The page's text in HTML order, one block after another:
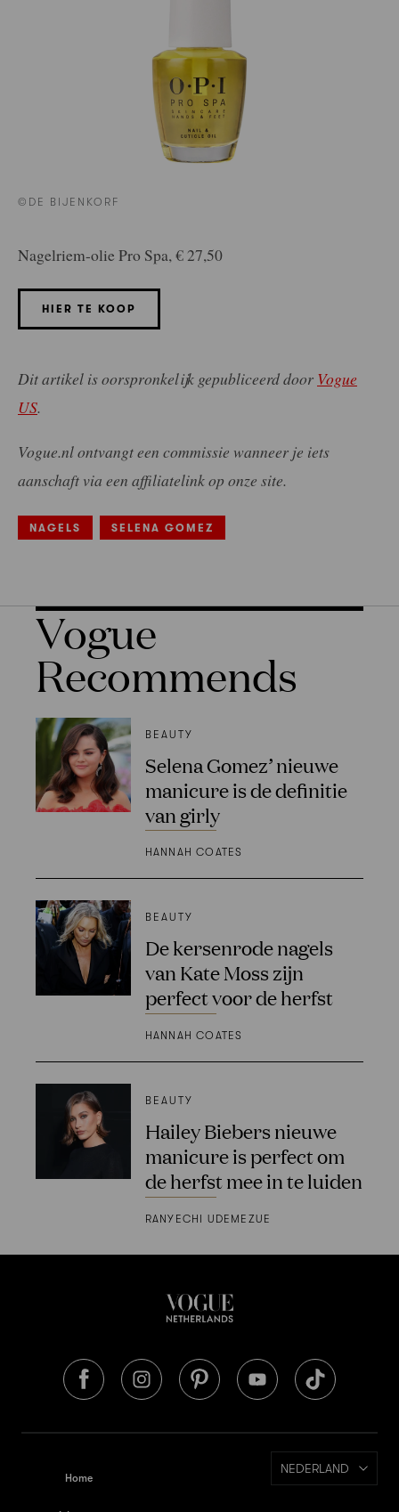
©DE BIJENKORF
Nagelriem-olie Pro Spa, € 27,50
HIER TE KOOP
Dit artikel is oorspronkelijk gepubliceerd door Vogue
US.
Vogue.nl ontvangt een commissie wanneer je iets
aanschaft via een affiliatelink op onze site.
NAGELS SELENA GOMEZ
Vogue
Recommends
BEAUTY
Selena Gomez’ nieuwe
manicure is de definitie
van girly
HANNAH COATES
BEAUTY
De kersenrode nagels
van Kate Moss zijn
perfect voor de herfst
HANNAH COATES
BEAUTY
Hailey Biebers nieuwe
manicure is perfect om
de herfst mee in te luiden
RANYECHI UDEMEZUE
Home
NEDERLAND